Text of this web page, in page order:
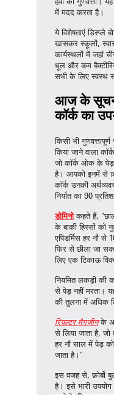
में मदद करता है।
ये विशेषताएं डिस्प्ले
खासकर स्कूलों,
कार्यस्थलों में जहां
धूल और कम
सभी के लिए स्वस्थ
आज के
कॉर्क का
किसी भी गुणवत्तापूर्ण
किया जाने वाला
जो कॉर्क ओक के
है। आपको इनमें से
कॉर्क उनकी
निर्यात का 90
डोमिनो कहते हैं,
के बाकी हिस्सों को
एपिडर्मिस हर नौ से
फिर से छीला जा
लिए एक टिकाऊ
नियमित लकड़ी की
से पेड़ नहीं मरता।
की तुलना में अधिक
रियल्टर मैगज़ीन के
से लिया जाता है,
हर नौ साल में पेड़
जाता है।"
इस वजह से, फ़ोर्बो
है। इसे भारी